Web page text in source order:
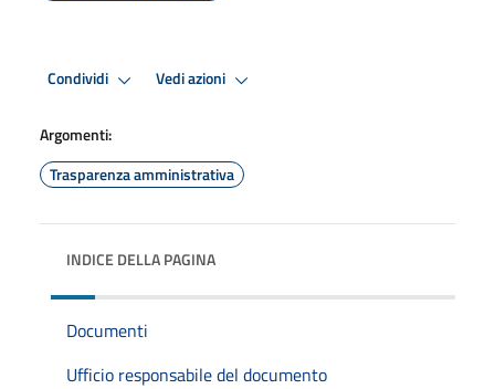
Condividi Vedi azioni
Argomenti:
Trasparenza amministrativa
INDICE DELLA PAGINA
Documenti
Ufficio responsabile del documento